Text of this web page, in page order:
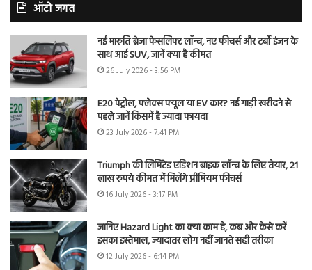
ऑटो जगत
नई मारुति ब्रेजा फेसलिफ्ट लॉन्च, नए फीचर्स और टर्बो इंजन के
साथ आई SUV, जानें क्या है कीमत
26 July 2026 - 3:56 PM
E20 पेट्रोल, फ्लेक्स फ्यूल या EV कार? नई गाड़ी खरीदने से
पहले जानें किसमें है ज्यादा फायदा
23 July 2026 - 7:41 PM
Triumph की लिमिटेड एडिशन बाइक लॉन्च के लिए तैयार, 21
लाख रुपये कीमत में मिलेंगे प्रीमियम फीचर्स
16 July 2026 - 3:17 PM
जानिए Hazard Light का क्या काम है, कब और कैसे करें
इसका इस्तेमाल, ज्यादातर लोग नहीं जानते सही तरीका
12 July 2026 - 6:14 PM